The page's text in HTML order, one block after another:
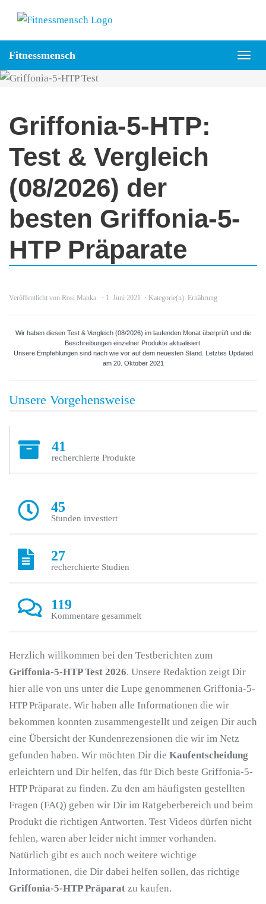
main
content
Fitnessmensch
Griffonia-5-HTP:
Test & Vergleich
(08/2026) der
besten Griffonia-5-
HTP Präparate
Veröffentlicht von Rosi Manka 1. Juni 2021 Kategorie(n): Ernährung
Wir haben diesen Test & Vergleich (08/2026) im laufenden Monat überprüft und die
Beschreibungen einzelner Produkte aktualisiert.
Unsere Empfehlungen sind nach wie vor auf dem neuesten Stand. Letztes Updated
am 20. Oktober 2021
Unsere Vorgehensweise
41
recherchierte Produkte
45
Stunden investiert
27
recherchierte Studien
119
Kommentare gesammelt
Herzlich willkommen bei den Testberichten zum
Griffonia-5-HTP Test 2026. Unsere Redaktion zeigt Dir
hier alle von uns unter die Lupe genommenen Griffonia-5-
HTP Präparate. Wir haben alle Informationen die wir
bekommen konnten zusammengestellt und zeigen Dir auch
eine Übersicht der Kundenrezensionen die wir im Netz
gefunden haben. Wir möchten Dir die Kaufentscheidung
erleichtern und Dir helfen, das für Dich beste Griffonia-5-
HTP Präparat zu finden. Zu den am häufigsten gestellten
Fragen (FAQ) geben wir Dir im Ratgeberbereich und beim
Produkt die richtigen Antworten. Test Videos dürfen nicht
fehlen, waren aber leider nicht immer vorhanden.
Natürlich gibt es auch noch weitere wichtige
Informationen, die Dir dabei helfen sollen, das richtige
Griffonia-5-HTP Präparat zu kaufen.